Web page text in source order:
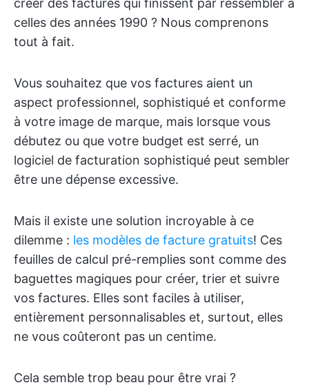
créer des factures qui finissent par ressembler à
celles des années 1990 ? Nous comprenons
tout à fait.
Vous souhaitez que vos factures aient un
aspect professionnel, sophistiqué et conforme
à votre image de marque, mais lorsque vous
débutez ou que votre budget est serré, un
logiciel de facturation sophistiqué peut sembler
être une dépense excessive.
Mais il existe une solution incroyable à ce
dilemme : les modèles de facture gratuits! Ces
feuilles de calcul pré-remplies sont comme des
baguettes magiques pour créer, trier et suivre
vos factures. Elles sont faciles à utiliser,
entièrement personnalisables et, surtout, elles
ne vous coûteront pas un centime.
Cela semble trop beau pour être vrai ?